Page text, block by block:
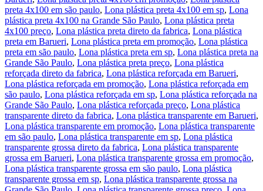
preta 4x100 em são paulo, Lona plástica preta 4x100 em sp, Lona
plástica preta 4x100 na Grande São Paulo, Lona plástica preta
4x100 preço, Lona plástica preta direto da fabrica, Lona plástica
preta em Barueri, Lona plástica preta em promoção, Lona plástica
preta em são paulo, Lona plástica preta em sp, Lona plástica preta na
Grande São Paulo, Lona plástica preta preço, Lona plástica
reforçada direto da fabrica, Lona plástica reforçada em Barueri,
Lona plástica reforçada em promoção, Lona plástica reforçada em
são paulo, Lona plástica reforçada em sp, Lona plástica reforçada na
Grande São Paulo, Lona plástica reforçada preço, Lona plástica
transparente direto da fabrica, Lona plástica transparente em Barueri,
Lona plástica transparente em promoção, Lona plástica transparente
em são paulo, Lona plástica transparente em sp, Lona plástica
transparente grossa direto da fabrica, Lona plástica transparente
grossa em Barueri, Lona plástica transparente grossa em promoção,
Lona plástica transparente grossa em são paulo, Lona plástica
transparente grossa em sp, Lona plástica transparente grossa na